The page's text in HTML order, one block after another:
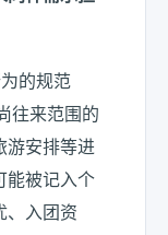
的规范
往来范围的
游安排等进
能被记入个
、入团资